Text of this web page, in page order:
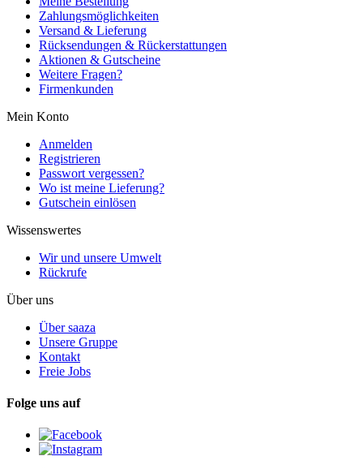
Zahlungsmöglichkeiten
Versand & Lieferung
Rücksendungen & Rückerstattungen
Aktionen & Gutscheine
Weitere Fragen?
Firmenkunden
Mein Konto
Anmelden
Registrieren
Passwort vergessen?
Wo ist meine Lieferung?
Gutschein einlösen
Wissenswertes
Wir und unsere Umwelt
Rückrufe
Über uns
Über saaza
Unsere Gruppe
Kontakt
Freie Jobs
Folge uns auf